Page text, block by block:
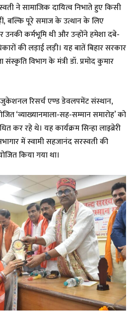
ने सामाजिक दायित्व निभाते हुए किसी
बल्कि पूरे समाज के उत्थान के लिए
उनकी कर्मभूमि थी और उन्होंने हमेशा दबे-
की लड़ाई लड़ी। यह बातें बिहार सरकार
विभाग के मंत्री डॉ. प्रमोद कुमार
रिसर्च एण्ड डेवलपमेंट संस्थान,
‘व्याख्यानमाला-सह-सम्मान समारोह’ को
कर रहे थे। यह कार्यक्रम सिन्हा लाइब्रेरी
में स्वामी सहजानंद सरस्वती की
किया गया था।